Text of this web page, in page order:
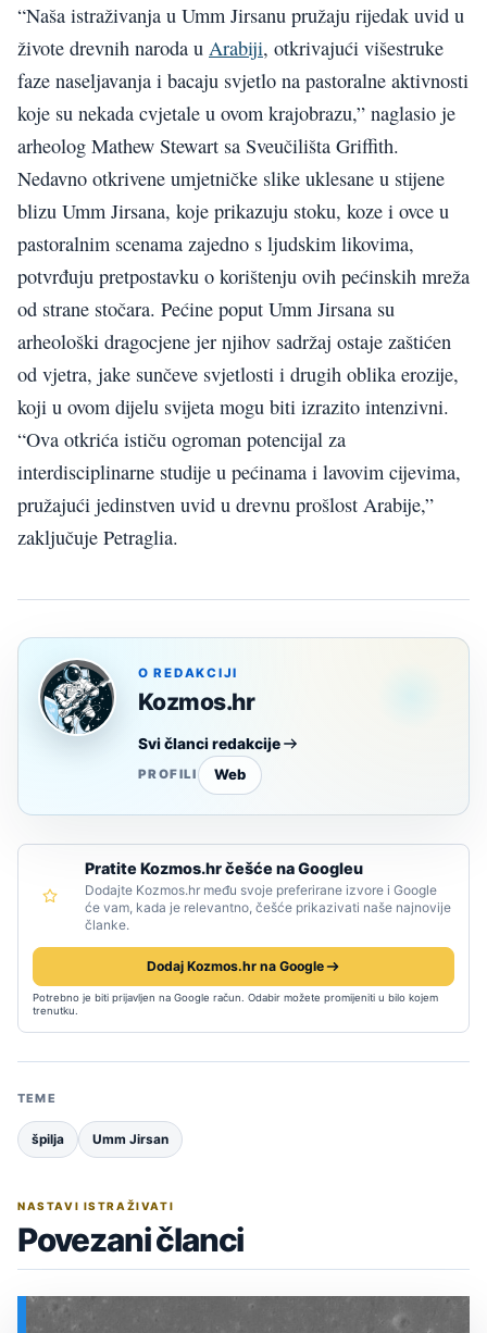
“Naša istraživanja u Umm Jirsanu pružaju rijedak uvid u
živote drevnih naroda u Arabiji, otkrivajući višestruke
faze naseljavanja i bacaju svjetlo na pastoralne aktivnosti
koje su nekada cvjetale u ovom krajobrazu,” naglasio je
arheolog Mathew Stewart sa Sveučilišta Griffith.
Nedavno otkrivene umjetničke slike uklesane u stijene
blizu Umm Jirsana, koje prikazuju stoku, koze i ovce u
pastoralnim scenama zajedno s ljudskim likovima,
potvrđuju pretpostavku o korištenju ovih pećinskih mreža
od strane stočara. Pećine poput Umm Jirsana su
arheološki dragocjene jer njihov sadržaj ostaje zaštićen
od vjetra, jake sunčeve svjetlosti i drugih oblika erozije,
koji u ovom dijelu svijeta mogu biti izrazito intenzivni.
“Ova otkrića ističu ogroman potencijal za
interdisciplinarne studije u pećinama i lavovim cijevima,
pružajući jedinstven uvid u drevnu prošlost Arabije,”
zaključuje Petraglia.
O REDAKCIJI
Kozmos.hr
Svi članci redakcije
PROFILI Web
Pratite Kozmos.hr češće na Googleu
Dodajte Kozmos.hr među svoje preferirane izvore i Google
će vam, kada je relevantno, češće prikazivati naše najnovije
članke.
Dodaj Kozmos.hr na Google
Potrebno je biti prijavljen na Google račun. Odabir možete promijeniti u bilo kojem
trenutku.
TEME
špilja Umm Jirsan
NASTAVI ISTRAŽIVATI
Povezani članci